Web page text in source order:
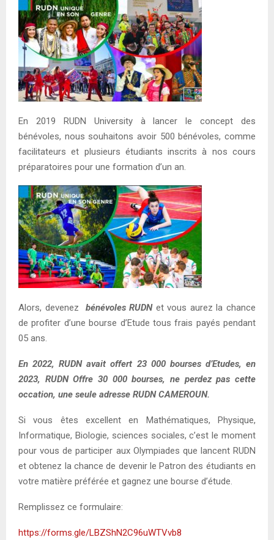
En 2019 RUDN University à lancer le concept des
bénévoles, nous souhaitons avoir 500 bénévoles, comme
facilitateurs et plusieurs étudiants inscrits à nos cours
préparatoires pour une formation d’un an.
Alors, devenez bénévoles RUDN et vous aurez la chance
de profiter d’une bourse d’Etude tous frais payés pendant
05 ans.
En 2022, RUDN avait offert 23 000 bourses d’Etudes, en
2023, RUDN Offre 30 000 bourses, ne perdez pas cette
occation, une seule adresse RUDN CAMEROUN.
Si vous êtes excellent en Mathématiques, Physique,
Informatique, Biologie, sciences sociales, c’est le moment
pour vous de participer aux Olympiades que lancent RUDN
et obtenez la chance de devenir le Patron des étudiants en
votre matière préférée et gagnez une bourse d’étude.
Remplissez ce formulaire:
https://forms.gle/LBZShN2C96uWTVvb8